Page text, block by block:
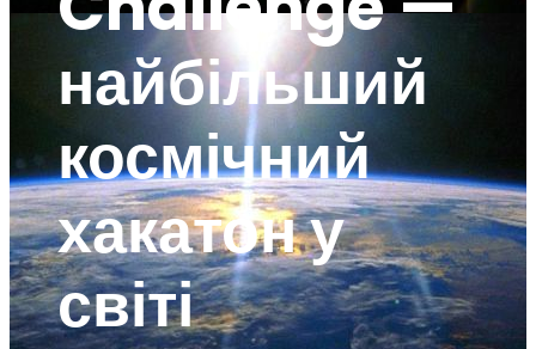
найбільший
космічний
хакатон у
світі